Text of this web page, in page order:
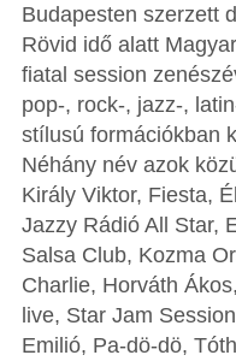
Budapesten szerzett
Rövid idő alatt
fiatal session
pop-, rock-, jazz-,
stílusú formációkban
Néhány név azok
Király Viktor, Fiesta,
Jazzy Rádió All Star,
Salsa Club, Kozma
Charlie, Horváth
live, Star Jam
Emilió, Pa-dö-dö,